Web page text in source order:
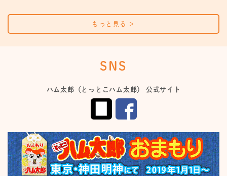
もっと見る ＞
SNS
ハム太郎（とっとこハム太郎） 公式サイト